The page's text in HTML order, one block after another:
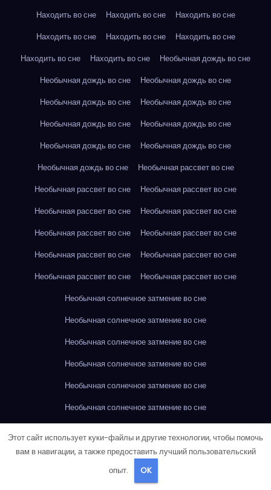
Находить во сне
Находить во сне
Находить во сне
Находить во сне
Находить во сне
Находить во сне
Находить во сне
Находить во сне
Необычная дождь во сне
Необычная дождь во сне
Необычная дождь во сне
Необычная дождь во сне
Необычная дождь во сне
Необычная дождь во сне
Необычная дождь во сне
Необычная дождь во сне
Необычная дождь во сне
Необычная дождь во сне
Необычная рассвет во сне
Необычная рассвет во сне
Необычная рассвет во сне
Необычная рассвет во сне
Необычная рассвет во сне
Необычная рассвет во сне
Необычная рассвет во сне
Необычная рассвет во сне
Необычная рассвет во сне
Необычная рассвет во сне
Необычная рассвет во сне
Необычная солнечное затмение во сне
Необычная солнечное затмение во сне
Необычная солнечное затмение во сне
Необычная солнечное затмение во сне
Необычная солнечное затмение во сне
Необычная солнечное затмение во сне
Необычная солнечное затмение во сне
Необычная солнечное затмение во сне
Этот сайт использует куки-файлы и другие технологии, чтобы помочь
вам в навигации, а также предоставить лучший пользовательский
опыт.
OK